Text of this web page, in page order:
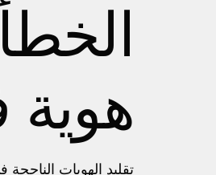
هوية
تقليد الهويات